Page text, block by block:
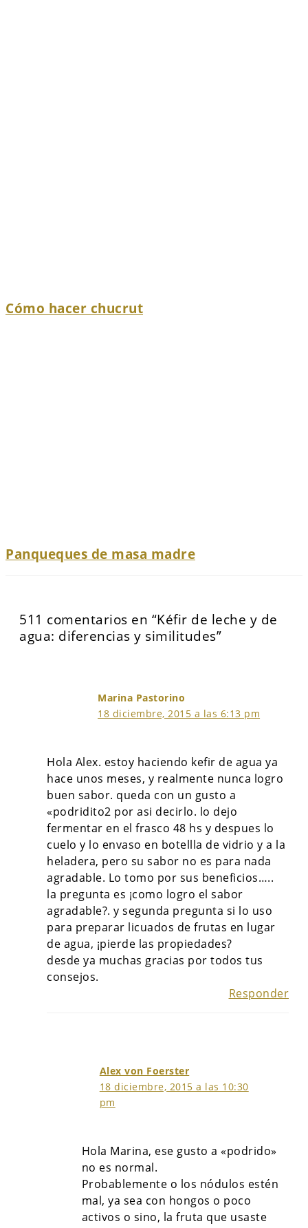
Cómo hacer chucrut
Panqueques de masa madre
511 comentarios en “Kéfir de leche y de
agua: diferencias y similitudes”
Marina Pastorino
18 diciembre, 2015 a las 6:13 pm
Hola Alex. estoy haciendo kefir de agua ya
hace unos meses, y realmente nunca logro
buen sabor. queda con un gusto a
«podridito2 por asi decirlo. lo dejo
fermentar en el frasco 48 hs y despues lo
cuelo y lo envaso en botellla de vidrio y a la
heladera, pero su sabor no es para nada
agradable. Lo tomo por sus beneficios…..
la pregunta es ¡como logro el sabor
agradable?. y segunda pregunta si lo uso
para preparar licuados de frutas en lugar
de agua, ¡pierde las propiedades?
desde ya muchas gracias por todos tus
consejos.
Responder
Alex von Foerster
18 diciembre, 2015 a las 10:30
pm
Hola Marina, ese gusto a «podrido»
no es normal.
Probablemente o los nódulos estén
mal, ya sea con hongos o poco
activos o sino, la fruta que usaste